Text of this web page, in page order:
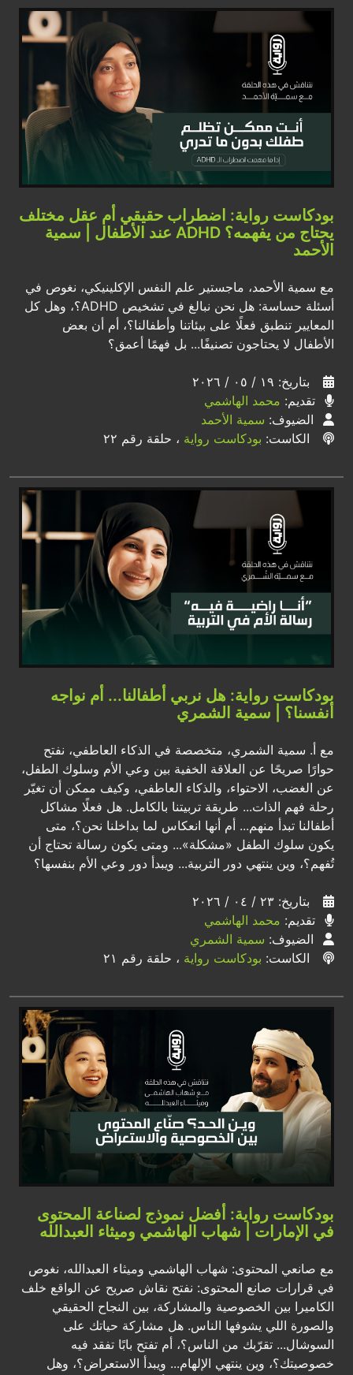
بودكاست رواية: اضطراب حقيقي أم عقل مختلف
يحتاج من يفهمه؟ ADHD عند الأطفال | سمية
الأحمد
مع سمية الأحمد، ماجستير علم النفس الإكلينيكي، نغوص في
أسئلة حساسة: هل نحن نبالغ في تشخيص ADHD؟، وهل كل
المعايير تنطبق فعلًا على بيئاتنا وأطفالنا؟، أم أن بعض
الأطفال لا يحتاجون تصنيفًا... بل فهمًا أعمق؟
بتاريخ: ١٩ / ٠٥ / ٢٠٢٦
تقديم: محمد الهاشمي
الضيوف: سمية الأحمد
الكاست: بودكاست رواية ، حلقة رقم ٢٢
بودكاست رواية: هل نربي أطفالنا... أم نواجه
أنفسنا؟ | سمية الشمري
مع أ. سمية الشمري، متخصصة في الذكاء العاطفي، نفتح
حوارًا صريحًا عن العلاقة الخفية بين وعي الأم وسلوك الطفل،
عن الغضب، الاحتواء، والذكاء العاطفي، وكيف ممكن أن تغيّر
رحلة فهم الذات... طريقة تربيتنا بالكامل. هل فعلًا مشاكل
أطفالنا تبدأ منهم... أم أنها انعكاس لما بداخلنا نحن؟، متى
يكون سلوك الطفل «مشكلة»... ومتى يكون رسالة تحتاج أن
تُفهم؟، وين ينتهي دور التربية... ويبدأ دور وعي الأم بنفسها؟
بتاريخ: ٢٣ / ٠٤ / ٢٠٢٦
تقديم: محمد الهاشمي
الضيوف: سمية الشمري
الكاست: بودكاست رواية ، حلقة رقم ٢١
بودكاست رواية: أفضل نموذج لصناعة المحتوى
في الإمارات | شهاب الهاشمي وميثاء العبدالله
مع صانعي المحتوى: شهاب الهاشمي وميثاء العبدالله، نغوص
في قرارات صانع المحتوى: نفتح نقاش صريح عن الواقع خلف
الكاميرا بين الخصوصية والمشاركة، بين النجاح الحقيقي
والصورة اللي يشوفها الناس. هل مشاركة حياتك على
السوشال... تقرّبك من الناس؟، أم تفتح بابًا تفقد فيه
خصوصيتك؟، وين ينتهي الإلهام... ويبدأ الاستعراض؟، وهل